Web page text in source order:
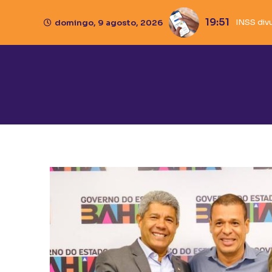
domingo, 9 agosto, 2026 19:51 INSS
Caixa
Ivana
Pistola